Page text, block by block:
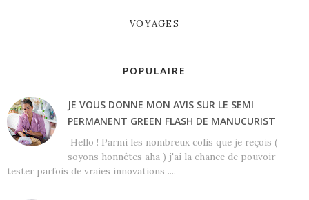
VOYAGES
POPULAIRE
JE VOUS DONNE MON AVIS SUR LE SEMI
PERMANENT GREEN FLASH DE MANUCURIST
Hello ! Parmi les nombreux colis que je reçois (
soyons honnêtes aha ) j'ai la chance de pouvoir
tester parfois de vraies innovations ....